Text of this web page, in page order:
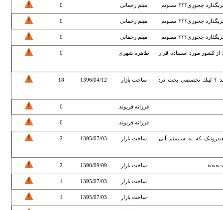
چجوری؟؟؟ ممنونم میثم رحمانی 0
چجوری؟؟؟ ممنونم میثم رحمانی 0
چجوری؟؟؟ ممنونم میثم رحمانی 0
کشور مورد استفاده قرار طاهره شهری 0
؟ لينك تخصصي بحث در: ساخت بازار 1396/04/12
18
فرزانه قریوند 0
فرزانه قریوند 0
که به سیستم آبی ساخت بازار 1395/07/03
2
ساخت بازار 1398/09/09
2
ساخت بازار 1395/07/03
1
ساخت بازار 1395/07/03
1